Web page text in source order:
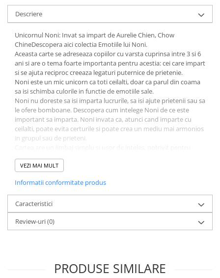
Dictionare tematice
Enciclopedii
Diete si fitness
Diete si alimentatie sanatoasa
Fitness si frumusete
Diverse
Diverse
Feng Shui
Medicina alternativa
Sa nu razi :((
Drept
Legislatie
Fictiune
Actiune si Aventura
Actiune,aventura
Clasici
Crime, Thriller, Mistery
Literatura de divertisment
Descriere
Unicornul Noni: Invat sa impart de Aurelie Chien, Chow
ChineDescopera aici colectia Emotiile lui Noni.
Aceasta carte se adreseaza copiilor cu varsta cuprinsa intre 3 si 6
ani si are o tema foarte importanta pentru acestia: cei care impart
si se ajuta reciproc creeaza legaturi puternice de prietenie.
Noni este un mic unicorn ca toti ceilalti, doar ca parul din coama
sa isi schimba culorile in functie de emotiile sale.
Noni nu doreste sa isi imparta lucrurile, sa isi ajute prietenii sau sa
le ofere bomboane. Descopera cum intelege Noni de ce este
important sa imparta. Noni invata ca, atunci cand imparte cu
ceilalti, poate evita certurile si poate crea un mediu mai armonios
in grupul sau de prieteni.
mentinerea interesului copiilor si la intelegerea mesajelor
Unicornul Noni. Invat sa impart este un instrument educativ
valoros. Ajuta copiii sa invete despre generozitate si empatie intr-
un mod atractiv. De asemenea, ofera parintilor si educatorilor un
punct de pornire pentru a discuta si a incuraja generozitatea si
empatia.
VEZI MAI MULT
Informatii conformitate produs
Caracteristici
Review-uri(0)
PRODUSE SIMILARE